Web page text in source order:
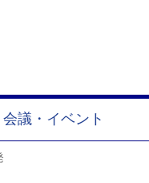
会議・イベント